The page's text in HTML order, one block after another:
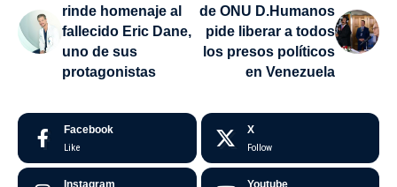
rinde homenaje al
fallecido Eric Dane,
uno de sus
protagonistas
de ONU D.Humanos
pide liberar a todos
los presos políticos
en Venezuela
Facebook
Like
X
Follow